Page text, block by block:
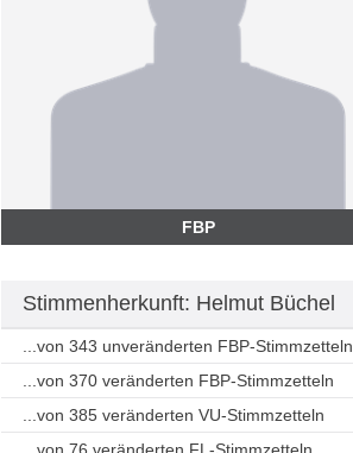
FBP
Stimmenherkunft: Helmut Büchel
...von 343 unveränderten FBP-Stimmzetteln
...von 370 veränderten FBP-Stimmzetteln
...von 385 veränderten VU-Stimmzetteln